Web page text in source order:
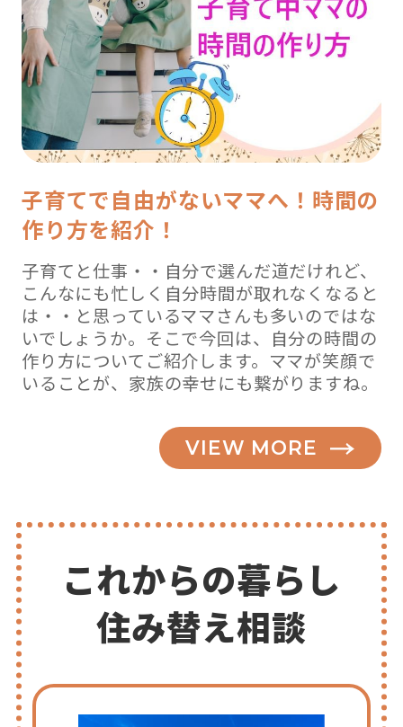
子育てで自由がないママへ！時間の
作り方を紹介！
子育てと仕事・・自分で選んだ道だけれど、
こんなにも忙しく自分時間が取れなくなると
は・・と思っているママさんも多いのではな
いでしょうか。そこで今回は、自分の時間の
作り方についてご紹介します。ママが笑顔で
いることが、家族の幸せにも繋がりますね。
VIEW MORE
これからの暮らし
住み替え相談